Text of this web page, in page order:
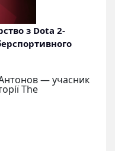
з Dota 2-
— учасник
The